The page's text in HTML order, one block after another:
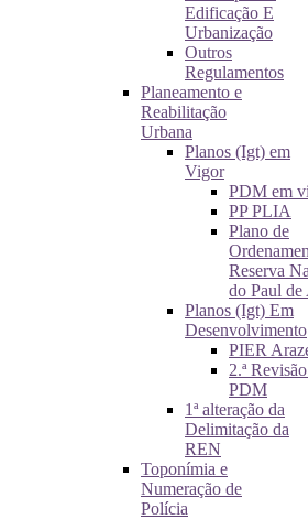
Edificação E
Urbanização
Outros
Regulamentos
Planeamento e
Reabilitação
Urbana
Planos (Igt) em
Vigor
PDM em
PP PLIA
Plano de
Reserva
do Paul de
Planos (Igt) Em
Desenvolvimento
PIER
2.ª
PDM
1ª alteração da
Delimitação da
REN
Toponímia e
Numeração de
Polícia